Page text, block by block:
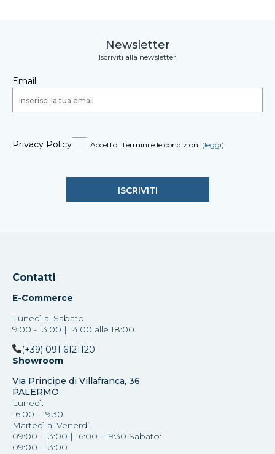
Newsletter
Iscriviti alla newsletter
Email
Privacy Policy Accetto i termini e le condizioni (leggi)
Contatti
E-Commerce
Lunedì al Sabato
9:00 - 13:00 | 14:00 alle 18:00.
(+39) 091 6121120
Showroom
Via Principe di Villafranca, 36
PALERMO
Lunedì:
16:00 - 19:30
Martedì al Venerdi:
09:00 - 13:00 | 16:00 - 19:30 Sabato:
09:00 - 13:00